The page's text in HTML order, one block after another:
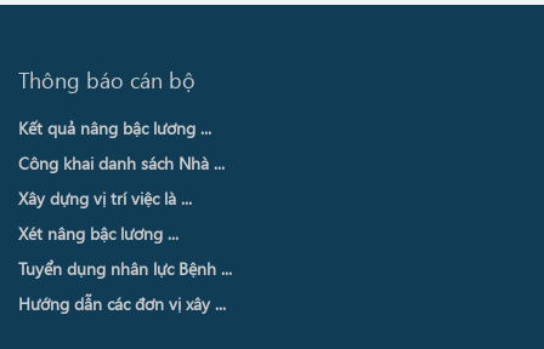
Thông báo cán bộ
Kết quả nâng bậc lương ...
Công khai danh sách Nhà ...
Xây dựng vị trí việc là ...
Xét nâng bậc lương ...
Tuyển dụng nhân lực Bệnh ...
Hướng dẫn các đơn vị xây ...